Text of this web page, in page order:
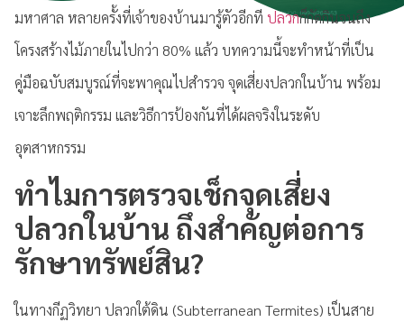
มหาศาล หลายครั้งที่เจ้าของบ้านมารู้ตัวอีกที ปลวกก็กัดกินจนถึง
โครงสร้างไม้ภายในไปกว่า 80% แล้ว บทความนี้จะทำหน้าที่เป็น
คู่มือฉบับสมบูรณ์ที่จะพาคุณไปสำรวจ จุดเสี่ยงปลวกในบ้าน พร้อม
เจาะลึกพฤติกรรม และวิธีการป้องกันที่ได้ผลจริงในระดับ
อุตสาหกรรม
ทำไมการตรวจเช็กจุดเสี่ยง
ปลวกในบ้าน ถึงสำคัญต่อการ
รักษาทรัพย์สิน?
ในทางกีฏวิทยา ปลวกใต้ดิน (Subterranean Termites) เป็นสาย